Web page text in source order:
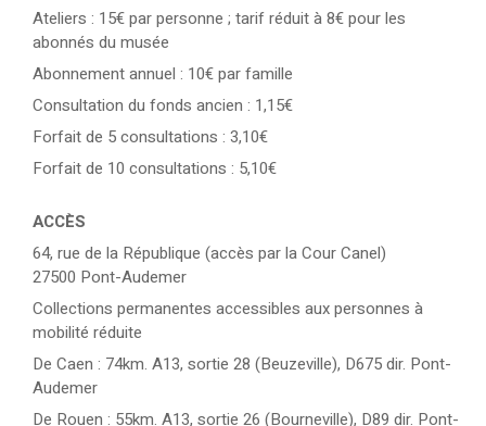
Ateliers : 15€ par personne ; tarif réduit à 8€ pour les
abonnés du musée
Abonnement annuel : 10€ par famille
Consultation du fonds ancien : 1,15€
Forfait de 5 consultations : 3,10€
Forfait de 10 consultations : 5,10€
ACCÈS
64, rue de la République (accès par la Cour Canel)
27500 Pont-Audemer
Collections permanentes accessibles aux personnes à
mobilité réduite
De Caen : 74km. A13, sortie 28 (Beuzeville), D675 dir. Pont-
Audemer
De Rouen : 55km. A13, sortie 26 (Bourneville), D89 dir. Pont-